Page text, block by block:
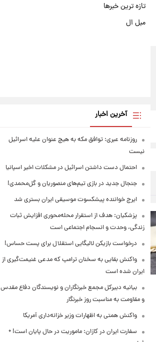
تازه ترین خبرها
مبل ال
آخرین اخبار
روزنامه عبری: توافق مکه به هیچ عنوان علیه اسرائیل
نیست
احتمال دست داشتن اسرائیل در مشکلات اخیر اسپانیا
جنجال جدید در بازی تیم‌های منصوریان و گل‌محمدی!
ایرج خواننده پیشکسوت موسیقی ایران بستری شد
پزشکیان: هدف از استقرار محله‌محوری افزایش ثبات
زندگی، وحدت و انسجام اجتماعی است
درخواست بازیکن لالیگایی استقلال برای پست حساس!
واکنش بقایی به سخنان ترامپ که مدعی غنیمت‌گیری از
ایران شده است
بیانیه دبیرکل مجمع خبرنگاران و نویسندگان دفاع مقدس
و مقاومت به مناسبت روز خبرنگار
واکنش همتی به اظهارات وزیر خزانه‌داری آمریکا
سفارت ایران در کازان: ماموریت در حال پایان است! +